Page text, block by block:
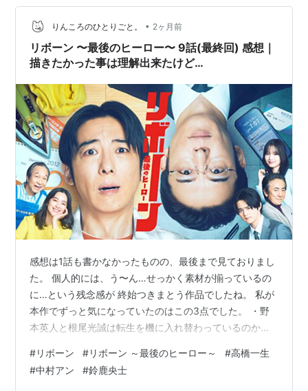
NEOXIS根尾＝英人と考察していたYoutubeがありました
が、 さすが、考察班ですね、お見事です＼(^o^)／
〜〜〜…
りんころのひとりごと。 • 2ヶ月前
リボーン 〜最後のヒーロー〜 9話(最終回) 感想｜
描きたかった事は理解出来たけど…
感想は1話も書かなかったものの、最後まで見ておりまし
た。 個人的には、う〜ん…せっかく素材が揃っているの
に…という残念感が 終始つきまとう作品でしたね。 私が
本作でずっと気になっていたのはこの3点でした。 ・野
本英人と根尾光誠は転生を機に入れ替わっているのか？
いるのか？ ・2人はいつ対面するのか？ しかし本編は、
転生前と同じように歩む歴史をなぞる形で進んでいき、
#リボーン #リボーン ～最後のヒーロー～ #高橋一生
#中村アン #鈴鹿央士